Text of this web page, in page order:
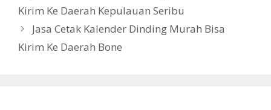
Kirim Ke Daerah Kepulauan Seribu
Jasa Cetak Kalender Dinding Murah Bisa
Kirim Ke Daerah Bone